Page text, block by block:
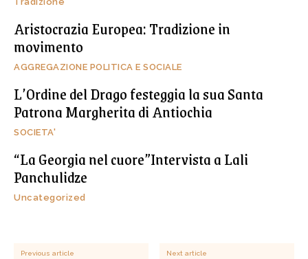
Aristocrazia Europea: Tradizione in
movimento
AGGREGAZIONE POLITICA E SOCIALE
L’Ordine del Drago festeggia la sua Santa
Patrona Margherita di Antiochia
SOCIETA'
“La Georgia nel cuore”Intervista a Lali
Panchulidze
Uncategorized
Previous article Next article